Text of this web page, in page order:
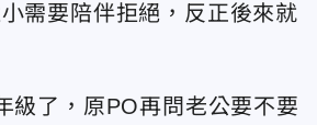
需要陪伴拒絕，反正後來就
級了，原PO再問老公要不要